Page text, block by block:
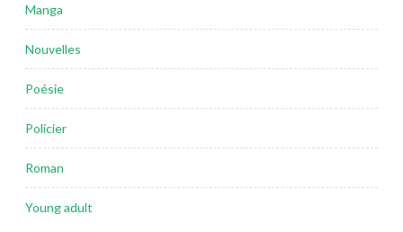
Manga
Nouvelles
Poésie
Policier
Roman
Young adult